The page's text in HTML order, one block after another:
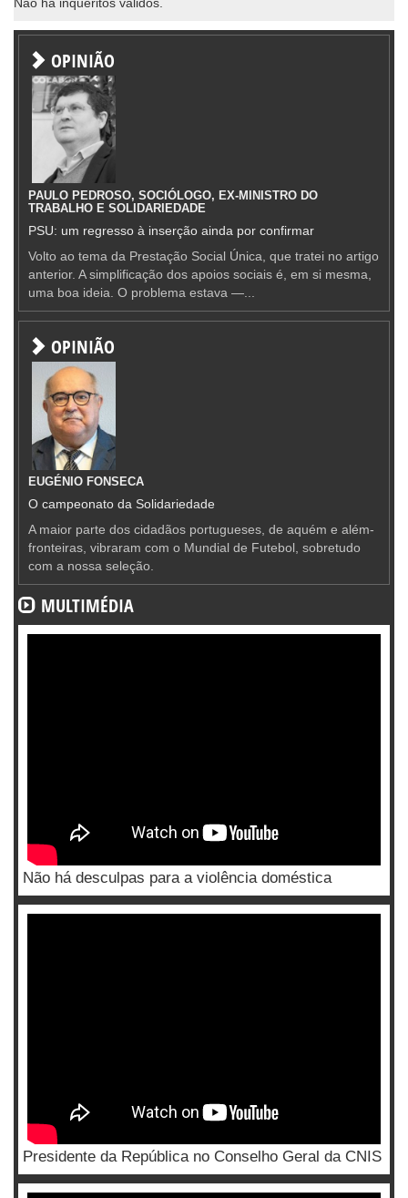
OPINIÃO
PAULO PEDROSO, SOCIÓLOGO, EX-MINISTRO DO
TRABALHO E SOLIDARIEDADE
PSU: um regresso à inserção ainda por confirmar
Volto ao tema da Prestação Social Única, que tratei no artigo
anterior. A simplificação dos apoios sociais é, em si mesma,
uma boa ideia. O problema estava —...
OPINIÃO
EUGÉNIO FONSECA
O campeonato da Solidariedade
A maior parte dos cidadãos portugueses, de aquém e além-
fronteiras, vibraram com o Mundial de Futebol, sobretudo
com a nossa seleção.
MULTIMÉDIA
Não há desculpas para a violência doméstica
Presidente da República no Conselho Geral da CNIS